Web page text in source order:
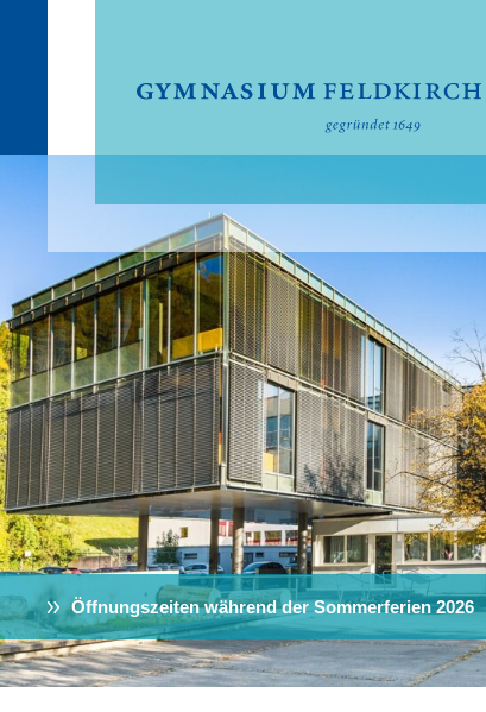
Öffnungszeiten während der Sommerferien 2026